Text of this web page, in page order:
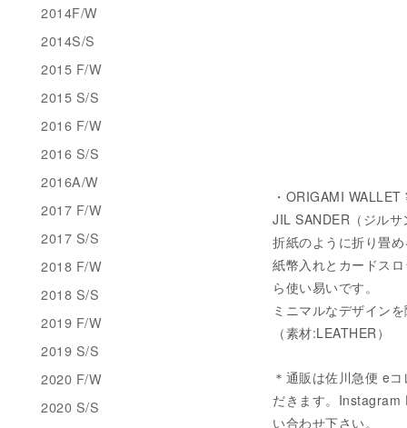
・ORIGAMI
JIL SANDER（ジルサ
折紙のように折り畳
紙幣入れとカードス
ら使い易いです。
ミニマルなデザイン
（素材:LEATHER）
＊通販は佐川急便 e
だきます。
い合わせ下さい。
2014F/W
2014S/S
2015 F/W
2015 S/S
2016 F/W
2016 S/S
2016A/W
2017 F/W
2017 S/S
2018 F/W
2018 S/S
2019 F/W
2019 S/S
2020 F/W
2020 S/S